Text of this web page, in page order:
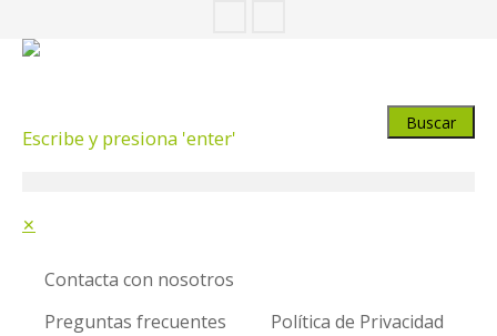
Escribe y presiona 'enter'
✕
Contacta con nosotros
Preguntas frecuentes
Política de Privacidad